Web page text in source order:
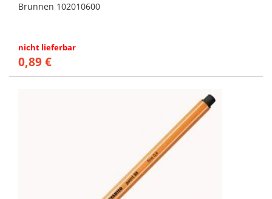
Brunnen 102010600
nicht lieferbar
0,89 €